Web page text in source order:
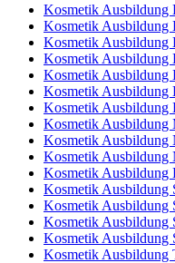
Kosmetik Ausbildung
Kosmetik Ausbildung
Kosmetik Ausbildung
Kosmetik Ausbildung
Kosmetik Ausbildung
Kosmetik Ausbildung
Kosmetik Ausbildung
Kosmetik Ausbildung
Kosmetik Ausbildung
Kosmetik Ausbildung
Kosmetik Ausbildung
Kosmetik Ausbildung
Kosmetik Ausbildung
Kosmetik Ausbildung
Kosmetik Ausbildung
Kosmetik Ausbildung